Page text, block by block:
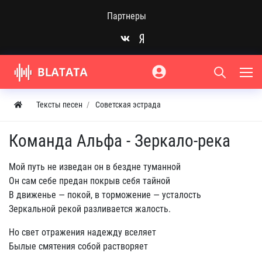
Партнеры
Тексты песен Советская эстрада
Команда Альфа - Зеркало-река
Мой путь не изведан он в бездне туманной
Он сам себе предан покрыв себя тайной
В движенье — покой, в торможение — усталость
Зеркальной рекой разливается жалость.
Но свет отражения надежду вселяет
Былые смятения собой растворяет